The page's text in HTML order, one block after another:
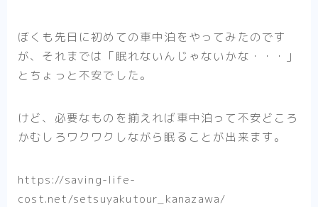
ぼくも先日に初めての車中泊をやってみたのです
が、それまでは「眠れないんじゃないかな・・・」
とちょっと不安でした。
けど、必要なものを揃えれば車中泊って不安どころ
かむしろワクワクしながら眠ることが出来ます。
https://saving-life-
cost.net/setsuyakutour_kanazawa/